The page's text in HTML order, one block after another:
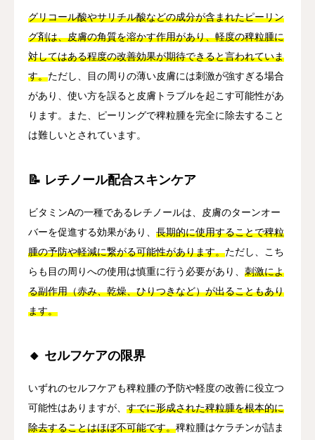
グリコール酸やサリチル酸などの成分が含まれたピーリン
グ剤は、皮膚の角質を溶かす作用があり、軽度の稗粒腫に
対してはある程度の改善効果が期待できると言われていま
す。ただし、目の周りの薄い皮膚には刺激が強すぎる場合
があり、使い方を誤ると皮膚トラブルを起こす可能性があ
ります。また、ピーリングで稗粒腫を完全に除去すること
は難しいとされています。
📝 レチノール配合スキンケア
ビタミンAの一種であるレチノールは、皮膚のターンオー
バーを促進する効果があり、 長期的に使用することで稗粒
腫の予防や軽減に繋がる可能性があります。ただし、こち
らも目の周りへの使用は慎重に行う必要があり、 刺激によ
る副作用（赤み、乾燥、ひりつきなど）が出ることもあり
ます。
🔸 セルフケアの限界
いずれのセルフケアも稗粒腫の予防や軽度の改善に役立つ
可能性はありますが、 すでに形成された稗粒腫を根本的に
除去することはほぼ不可能です。稗粒腫はケラチンが詰ま